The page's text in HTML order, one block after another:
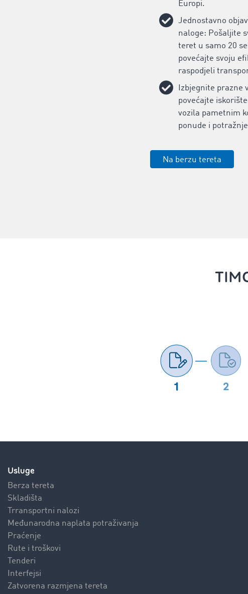
Europi.
‌Jednostavno
naloge: Pošaljite
teret u samo 20
povećajte svoju
raspodjeli
‌Izbjegnite prazne
povećajte
vozila pametnim
ponude i
Na berzu tereta
Usluge
Berza tereta
Skladišta
Trransportni nalozi
Međunarodna naplata potraživanja
Praćenje
Rute i troškovi
Tenderi
Interfejsi
Zatvorena razmjena tereta